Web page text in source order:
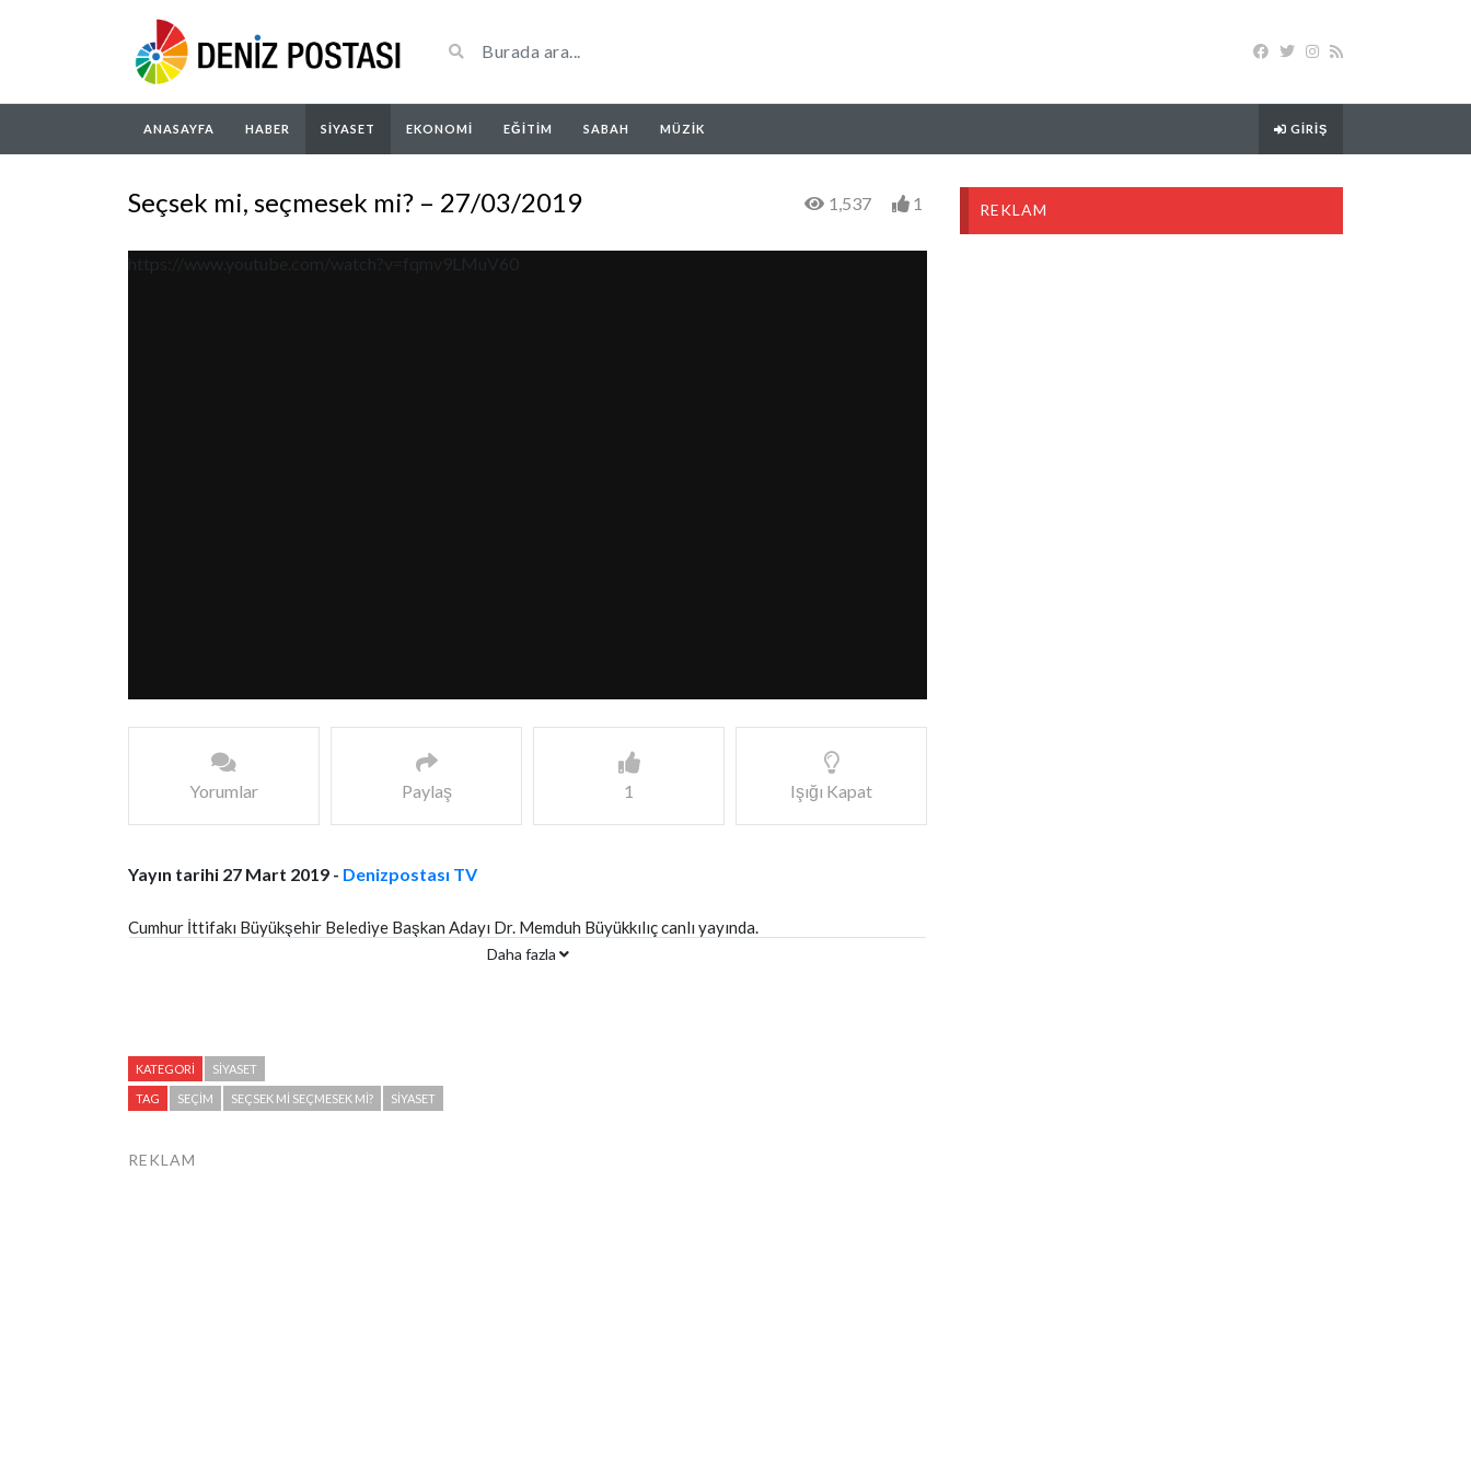
ANASAYFA HABER SIYASET EKONOMI EĞITIM SABAH MÜZIK GIRIŞ
Seçsek mi, seçmesek mi? – 27/03/2019 1,537 1
https://www.youtube.com/watch?v=fqmv9LMuV60
Yorumlar Paylaş 1 Işığı Kapat
Yayın tarihi 27 Mart 2019 - Denizpostası TV
Cumhur İttifakı Büyükşehir Belediye Başkan Adayı Dr. Memduh Büyükkılıç canlı yayında.
Daha fazla
KATEGORI SIYASET
TAG SEÇIM SEÇSEK MI SEÇMESEK MI? SIYASET
REKLAM
REKLAM